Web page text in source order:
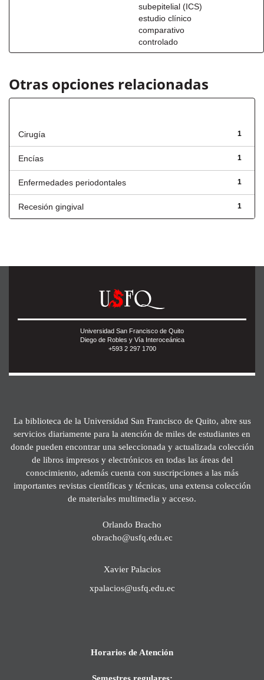
subepitelial (ICS)
estudio clínico
comparativo
controlado
Otras opciones relacionadas
1
Cirugía
1
Encías
1
Enfermedades periodontales
1
Recesión gingival
Universidad San Francisco de Quito
Diego de Robles y Vía Interoceánica
+593 2 297 1700
La biblioteca de la Universidad San Francisco de Quito, abre sus
servicios diariamente para la atención de miles de estudiantes en
donde pueden encontrar una seleccionada y actualizada colección
de libros impresos y electrónicos en todas las áreas del
conocimiento, además cuenta con suscripciones a las más
importantes revistas científicas y técnicas, una extensa colección
de materiales multimedia y acceso.
Orlando Bracho
obracho@usfq.edu.ec
Xavier Palacios
xpalacios@usfq.edu.ec
Horarios de Atención
Semestres regulares: